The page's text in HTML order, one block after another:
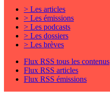
> Les articles
> Les émissions
> Les podcasts
> Les dossiers
> Les brèves
Flux RSS tous les contenus
Flux RSS articles
Flux RSS émissions